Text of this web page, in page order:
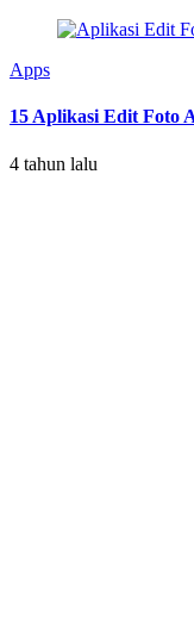
Apps
15 Aplikasi Edit Foto
4 tahun lalu